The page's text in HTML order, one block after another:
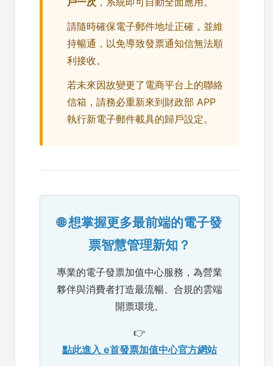
請隨時確保電子郵件地址正確，並維
持暢通，以免導致發票通知信無法順
利接收。
若未來因故變更了電商平台上的聯絡
信箱，請務必重新來到財政部 APP
執行新電子郵件載具的歸戶設定。
🌐 想掌握更多最前端的電子發
票智慧管理新知？
專業的電子發票加值中心服務，為營業
夥伴與消費者打造最流暢、合規的雲端
開票環境。
👉
點此進入 e首發票加值中心官方網站